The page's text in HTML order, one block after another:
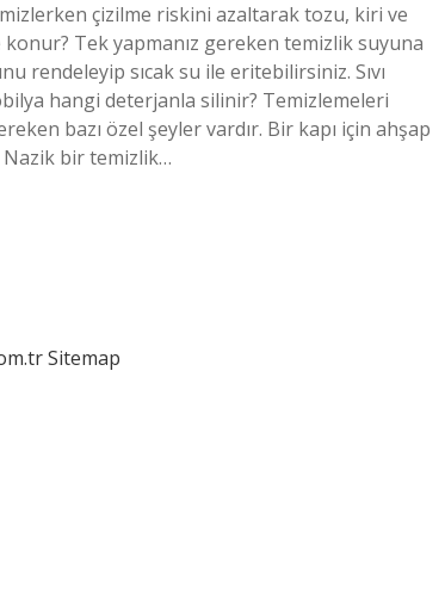
çizilme riskini azaltarak tozu, kiri ve
Tek yapmanız gereken temizlik suyuna
rendeleyip sıcak su ile eritebilirsiniz. Sıvı
hangi deterjanla silinir? Temizlemeleri
bazı özel şeyler vardır. Bir kapı için ahşap
Nazik bir temizlik…
Sitemap